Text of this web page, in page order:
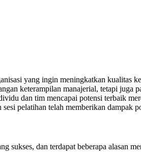
yang ingin meningkatkan kualitas
keterampilan manajerial, tetapi juga
dan tim mencapai potensi terbaik
pelatihan telah memberikan dampak
sukses, dan terdapat beberapa alasan